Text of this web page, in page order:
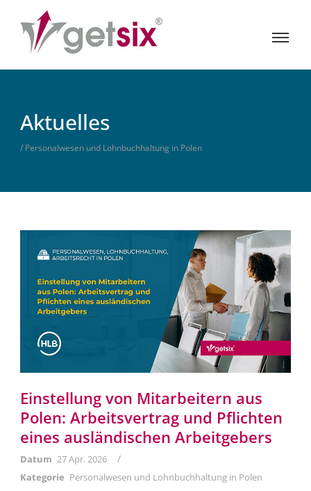
Aktuelles
/ Personalwesen und Lohnbuchhaltung in Polen
Einstellung von Mitarbeitern aus
Polen: Arbeitsvertrag und Pflichten
eines ausländischen Arbeitgebers
Datum 27 Apr. 2026 /
Kategorie Personalwesen und Lohnbuchhaltung in Polen